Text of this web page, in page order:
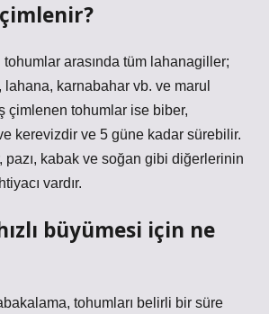
çimlenir?
tohumlar arasında tüm lahanagiller;
lahana, karnabahar vb. ve marul
çimlenen tohumlar ise biber,
kerevizdir ve 5 güne kadar sürebilir.
pazı, kabak ve soğan gibi diğerlerinin
vardır.
büyümesi için ne
tohumları belirli bir süre